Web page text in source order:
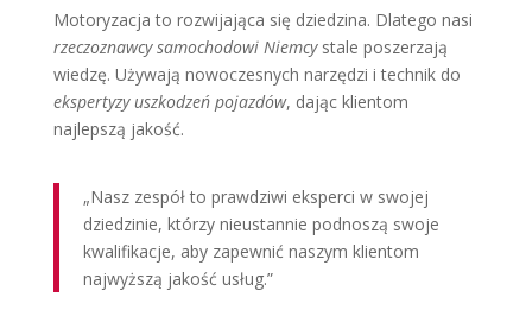
Motoryzacja to rozwijająca się dziedzina. Dlatego nasi
rzeczoznawcy samochodowi Niemcystale poszerzają
wiedzę. Używają nowoczesnych narzędzi i technik do
ekspertyzy uszkodzeń pojazdów, dając klientom
najlepszą jakość.
„Nasz zespół to prawdziwi eksperci w swojej
dziedzinie, którzy nieustannie podnoszą swoje
kwalifikacje, aby zapewnić naszym klientom
najwyższą jakość usług.”